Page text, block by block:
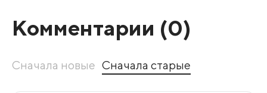
Комментарии (0)
Сначала новые Сначала старые